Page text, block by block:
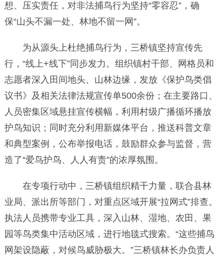
想、压实责任，对非法捕鸟行为坚持“零容忍”，确
保“山头不漏一处、林地不留一网”。
为从源头上杜绝捕鸟行为，三桥镇坚持宣传先
行，“线上+线下”同步发力。组织镇村干部、网格员和
志愿者深入田间地头、山林边缘，发放《保护鸟类倡
议书》及相关法律法规宣传单500余份；在主要路口、
人员密集区域悬挂宣传横幅，利用村级广播循环播放
护鸟知识；同时充分利用新媒体平台，推送科普文章
和典型案例，公布举报电话，鼓励群众参与监督，营
造了“爱鸟护鸟、人人有责”的浓厚氛围。
在专项行动中，三桥镇组织精干力量，联合县林
业局、派出所等部门，对重点区域开展“拉网式”排查。
执法人员携带专业工具，深入山林、湿地、农田、果
园等鸟类集中活动区域，进行地毯式搜索。“这些捕鸟
网架设隐蔽，对候鸟威胁极大。”三桥镇林长办负责人